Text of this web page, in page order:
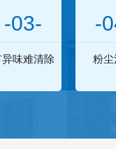
-03-
异味难清除
-
粉尘